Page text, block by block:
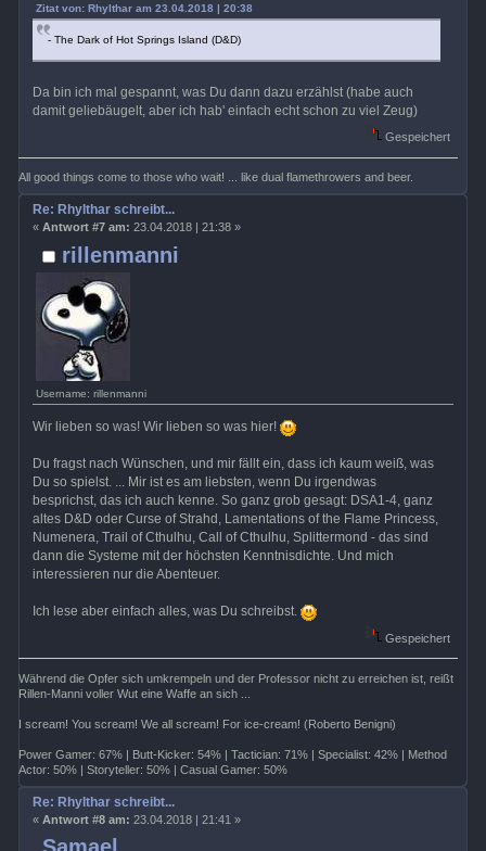
Zitat von: Rhylthar am 23.04.2018 | 20:38
- The Dark of Hot Springs Island (D&D)
Da bin ich mal gespannt, was Du dann dazu erzählst (habe auch
damit geliebäugelt, aber ich hab' einfach echt schon zu viel Zeug)
Gespeichert
All good things come to those who wait! ... like dual flamethrowers and beer.
rillenmanni
Username: rillenmanni
Re: Rhylthar schreibt...
« Antwort #7 am: 23.04.2018 | 21:38 »
Wir lieben so was! Wir lieben so was hier!
Du fragst nach Wünschen, und mir fällt ein, dass ich kaum weiß, was
Du so spielst. ... Mir ist es am liebsten, wenn Du irgendwas
besprichst, das ich auch kenne. So ganz grob gesagt: DSA1-4, ganz
altes D&D oder Curse of Strahd, Lamentations of the Flame Princess,
Numenera, Trail of Cthulhu, Call of Cthulhu, Splittermond - das sind
dann die Systeme mit der höchsten Kenntnisdichte. Und mich
interessieren nur die Abenteuer.
Ich lese aber einfach alles, was Du schreibst.
Gespeichert
Während die Opfer sich umkrempeln und der Professor nicht zu erreichen ist, reißt
Rillen-Manni voller Wut eine Waffe an sich ...
I scream! You scream! We all scream! For ice-cream! (Roberto Benigni)
Power Gamer: 67% | Butt-Kicker: 54% | Tactician: 71% | Specialist: 42% | Method
Actor: 50% | Storyteller: 50% | Casual Gamer: 50%
Re: Rhylthar schreibt...
« Antwort #8 am: 23.04.2018 | 21:41 »